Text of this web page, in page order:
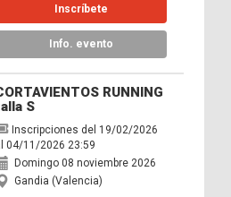
Inscríbete
Info. evento
RUNNING
S
Inscripciones del 19/02/2026
04/11/2026 23:59
Domingo 08 noviembre 2026
Gandia (Valencia)